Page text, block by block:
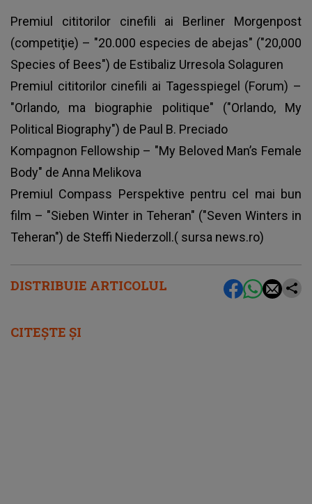
DISTRIBUIE ARTICOLUL
Premiul cititorilor cinefili ai Berliner Morgenpost
(competiţie) – "20.000 especies de abejas" ("20,000
Species of Bees") de Estibaliz Urresola Solaguren
Premiul cititorilor cinefili ai Tagesspiegel (Forum) –
"Orlando, ma biographie politique" ("Orlando, My
Political Biography") de Paul B. Preciado
Kompagnon Fellowship – "My Beloved Man’s Female
Body" de Anna Melikova
Premiul Compass Perspektive pentru cel mai bun
film – "Sieben Winter in Teheran" ("Seven Winters in
Teheran") de Steffi Niederzoll.( sursa news.ro)
CITEȘTE ȘI